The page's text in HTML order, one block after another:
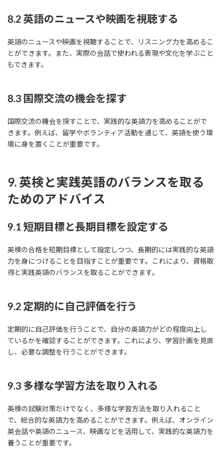
8.2 英語のニュースや映画を視聴する
英語のニュースや映画を視聴することで、リスニング力を高めるこ
とができます。また、実際の会話で使われる表現や文化を学ぶこと
もできます。
8.3 国際交流の機会を探す
国際交流の機会を探すことで、実践的な英語力を高めることがで
きます。例えば、留学やボランティア活動を通じて、英語を使う環
境に身を置くことが重要です。
9. 英検と実践英語のバランスを取る
ためのアドバイス
9.1 短期目標と長期目標を設定する
英検の合格を短期目標として設定しつつ、長期的には実践的な英語
力を身につけることを目指すことが重要です。これにより、資格取
得と実践英語のバランスを取ることができます。
9.2 定期的に自己評価を行う
定期的に自己評価を行うことで、自分の英語力がどの程度向上し
ているかを確認することができます。これにより、学習計画を見直
し、必要な調整を行うことができます。
9.3 多様な学習方法を取り入れる
英検の試験対策だけでなく、多様な学習方法を取り入れること
で、総合的な英語力を高めることができます。例えば、オンライン
英会話や英語のニュース、映画などを活用して、実践的な英語力を
養うことが重要です。